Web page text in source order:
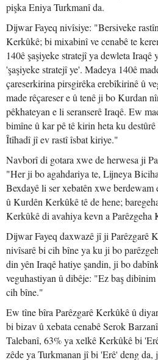
pişka Eniya Turkmanî da.
Dijwar Fayeq nivîsiye: "Bersiveke
Kerkûkê; bi mixabinî ve cenabê te
140ê şaşiyeke stratejî ya dewleta
'şaşiyeke stratejî ye'. Madeya 140ê
çareserkirina pirsgirêka erebîkirinê û
made rêçareser e û tenê ji bo Kurdan
pêkhateyan e li seranserê Iraqê. Ew
bimîne û kar pê tê kirin heta ku
Îtîhadî jî ev rastî îsbat kiriye."
Navborî di gotara xwe de herwesa ji
"Her ji bo agahdariya te, Lijneya
Bexdayê li ser xebatên xwe
û Kurdên Kerkûkê tê de hene;
Kerkûkê di avahiya kevn a Parêzgeha
Dijwar Fayeq daxwazê jî ji Parêzgarê
nivîsarê bi cih bîne ya ku ji bo
din yên Iraqê hatiye şandin, ji bo
veguhastiyan û dibêje: "Ez baş
cih bîne."
Ew tîne bîra Parêzgarê Kerkûkê û
bi bizav û xebata cenabê Serok
Talebanî, 63% ya xelkê Kerkûkê bi
zêde ya Turkmanan jî bi 'Erê' deng